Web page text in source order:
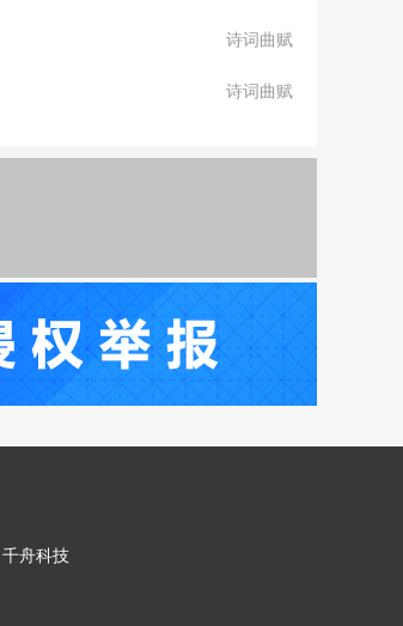
诗词曲赋
诗词曲赋
千舟科技